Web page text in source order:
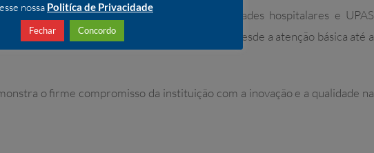
UBSs. O sistema se conecta com as unidades hospitalares e UPAS
uma jornada completa do paciente, desde a atenção básica até a
o firme compromisso da instituição com a inovação e a qualidade na
nossa Politíca de Privacidade
Fechar Concordo